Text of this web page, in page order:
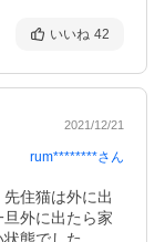
いいね 42
2021/12/21
rum********さん
住猫は外に出
外に出たら家